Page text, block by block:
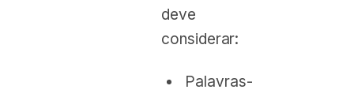
deve
considerar:
Palavras-